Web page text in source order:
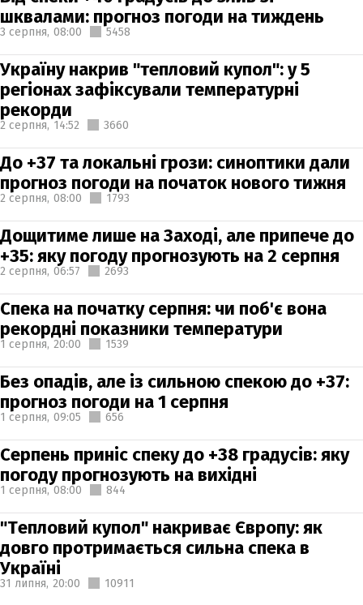
шквалами: прогноз погоди на тиждень
3 серпня, 08:00 5458
Україну накрив "тепловий купол": у 5
регіонах зафіксували температурні
рекорди
2 серпня, 14:52 3660
До +37 та локальні грози: синоптики дали
прогноз погоди на початок нового тижня
2 серпня, 08:00 1793
Дощитиме лише на Заході, але припече до
+35: яку погоду прогнозують на 2 серпня
2 серпня, 06:57 2693
Спека на початку серпня: чи поб'є вона
рекордні показники температури
1 серпня, 20:00 1539
Без опадів, але із сильною спекою до +37:
прогноз погоди на 1 серпня
1 серпня, 09:05 656
Серпень приніс спеку до +38 градусів: яку
погоду прогнозують на вихідні
1 серпня, 08:00 844
"Тепловий купол" накриває Європу: як
довго протримається сильна спека в
Україні
31 липня, 20:00 10911